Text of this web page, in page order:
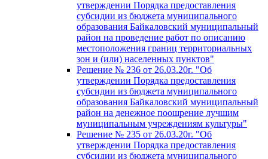
утверждении Порядка предоставления
субсидии из бюджета муниципального
образования Байкаловский муниципальный
район на проведение работ по описанию
местоположения границ территориальных
зон и (или) населенных пунктов"
Решение № 236 от 26.03.20г. "Об
утверждении Порядка предоставления
субсидии из бюджета муниципального
образования Байкаловский муниципальный
район на денежное поощрение лучшим
муниципальным учреждениям культуры"
Решение № 235 от 26.03.20г. "Об
утверждении Порядка предоставления
субсидии из бюджета муниципального